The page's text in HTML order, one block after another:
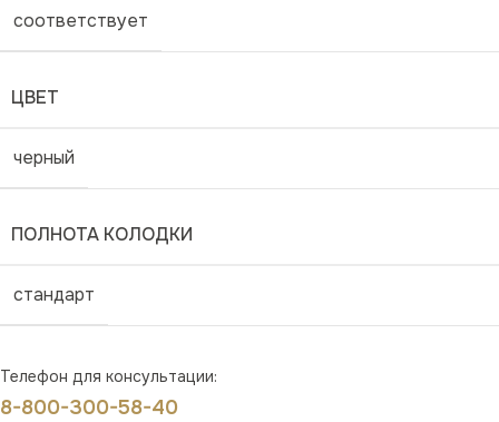
соответствует
ЦВЕТ
черный
ПОЛНОТА КОЛОДКИ
стандарт
Телефон для консультации:
8-800-300-58-40